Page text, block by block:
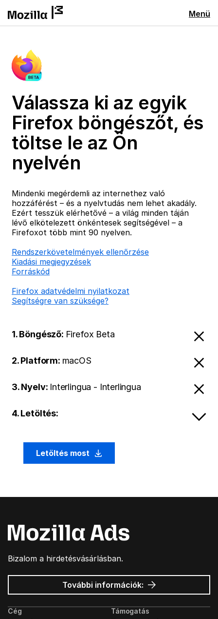
Menü
Válassza ki az egyik
Firefox böngészőt, és
töltse le az Ön
nyelvén
Mindenki megérdemli az internethez való
hozzáférést – és a nyelvtudás nem lehet akadály.
Ezért tesszük elérhetővé – a világ minden táján
lévő elkötelezett önkéntesek segítségével – a
Firefoxot több mint 90 nyelven.
Rendszerkövetelmények ellenőrzése
Kiadási megjegyzések
Forráskód
Firefox adatvédelmi nyilatkozat
Segítségre van szüksége?
1. Böngésző: Firefox Beta
2. Platform: macOS
3. Nyelv: Interlingua - Interlingua
4. Letöltés:
Letöltés most
Bizalom a hirdetésvásárlásban.
További információk: Mozilla
hirdetések
Cég Támogatás